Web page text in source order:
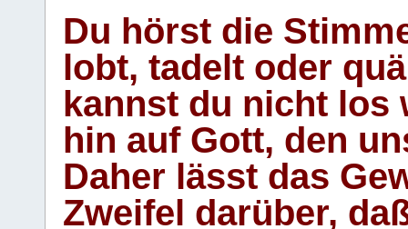
Du hörst die
lobt, tadelt oder
kannst du nicht los
hin auf Gott, den
Daher lässt das
Zweifel darüber,